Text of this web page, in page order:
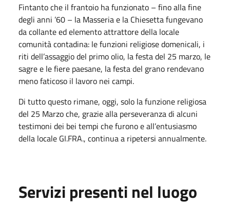
Fintanto che il frantoio ha funzionato – fino alla fine
degli anni ’60 – la Masseria e la Chiesetta fungevano
da collante ed elemento attrattore della locale
comunità contadina: le funzioni religiose domenicali, i
riti dell’assaggio del primo olio, la festa del 25 marzo, le
sagre e le fiere paesane, la festa del grano rendevano
meno faticoso il lavoro nei campi.
Di tutto questo rimane, oggi, solo la funzione religiosa
del 25 Marzo che, grazie alla perseveranza di alcuni
testimoni dei bei tempi che furono e all’entusiasmo
della locale GI.FRA., continua a ripetersi annualmente.
Servizi presenti nel luogo